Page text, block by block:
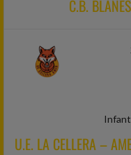
C.B.
U.E. LA CELLERA –